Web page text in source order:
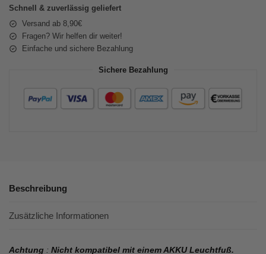
Schnell & zuverlässig geliefert
Versand ab 8,90€
Fragen? Wir helfen dir weiter!
Einfache und sichere Bezahlung
Sichere Bezahlung
Beschreibung
Zusätzliche Informationen
Achtung : Nicht kompatibel mit einem AKKU Leuchtfuß.